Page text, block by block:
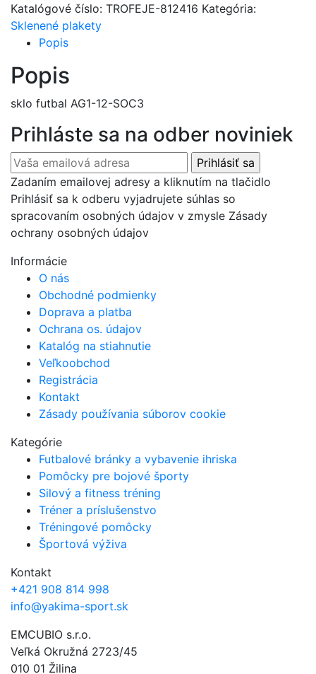
Katalógové číslo: TROFEJE-812416 Kategória:
Sklenené plakety
Popis
Popis
sklo futbal AG1-12-SOC3
Prihláste sa na odber noviniek
Zadaním emailovej adresy a kliknutím na tlačidlo
Prihlásiť sa k odberu vyjadrujete súhlas so
spracovaním osobných údajov v zmysle Zásady
ochrany osobných údajov
Informácie
O nás
Obchodné podmienky
Doprava a platba
Ochrana os. údajov
Katalóg na stiahnutie
Veľkoobchod
Registrácia
Kontakt
Zásady používania súborov cookie
Kategórie
Futbalové bránky a vybavenie ihriska
Pomôcky pre bojové športy
Silový a fitness tréning
Tréner a príslušenstvo
Tréningové pomôcky
Športová výživa
Kontakt
+421 908 814 998
info@yakima-sport.sk
EMCUBIO s.r.o.
Veľká Okružná 2723/45
010 01 Žilina